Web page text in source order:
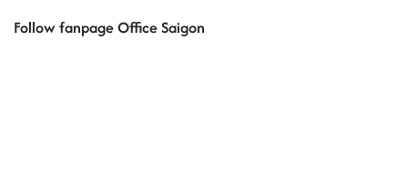
Follow fanpage Office Saigon